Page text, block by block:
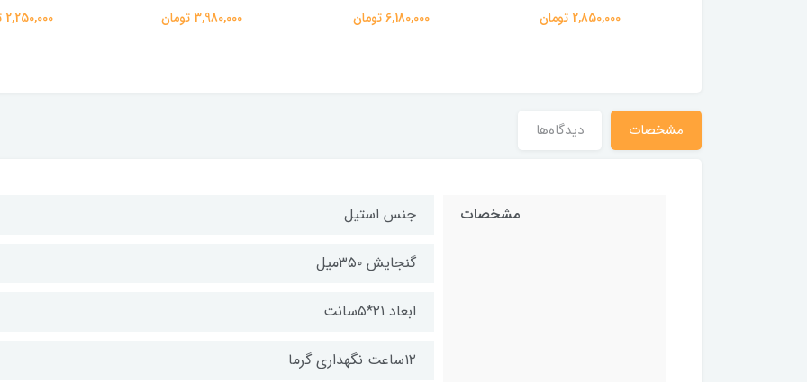
2,850,000 تومان 6,180,000 تومان 3,980,000 تومان 2,250,000 تومان
مشخصات دیدگاه‌ها
مشخصات جنس استیل
گنجایش ۳۵۰میل
ابعاد ۲۱*۵سانت
۱۲ساعت نگهداری گرما